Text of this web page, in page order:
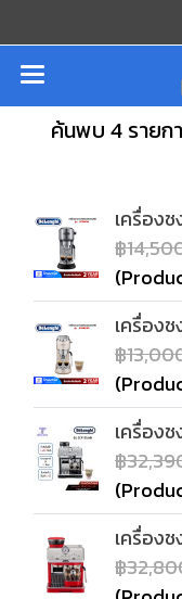
ค้นพบ 4 รายก
เครื่อง
฿
เครื่อง
฿
เครื่อง
฿
เครื่อง
฿